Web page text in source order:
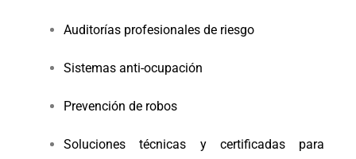
Auditorías profesionales de riesgo
Sistemas anti-ocupación
Prevención de robos
Soluciones técnicas y certificadas para